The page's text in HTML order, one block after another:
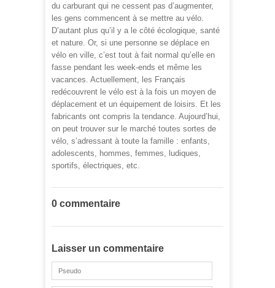
du carburant qui ne cessent pas d’augmenter,
les gens commencent à se mettre au vélo.
D’autant plus qu’il y a le côté écologique, santé
et nature. Or, si une personne se déplace en
vélo en ville, c’est tout à fait normal qu’elle en
fasse pendant les week-ends et même les
vacances. Actuellement, les Français
redécouvrent le vélo est à la fois un moyen de
déplacement et un équipement de loisirs. Et les
fabricants ont compris la tendance. Aujourd’hui,
on peut trouver sur le marché toutes sortes de
vélo, s’adressant à toute la famille : enfants,
adolescents, hommes, femmes, ludiques,
sportifs, électriques, etc.
0 commentaire
Laisser un commentaire